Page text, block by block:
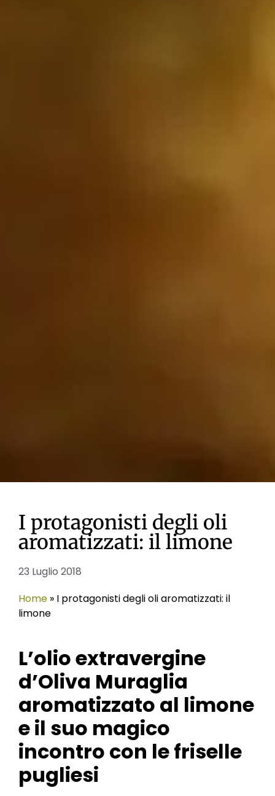
I protagonisti degli oli
aromatizzati: il limone
23 Luglio 2018
Home » I protagonisti degli oli aromatizzati: il
limone
L’olio extravergine
d’Oliva Muraglia
aromatizzato al limone
e il suo magico
incontro con le friselle
pugliesi